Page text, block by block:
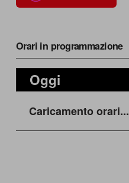
Orari in programmazione
Oggi
Caricamento orari...